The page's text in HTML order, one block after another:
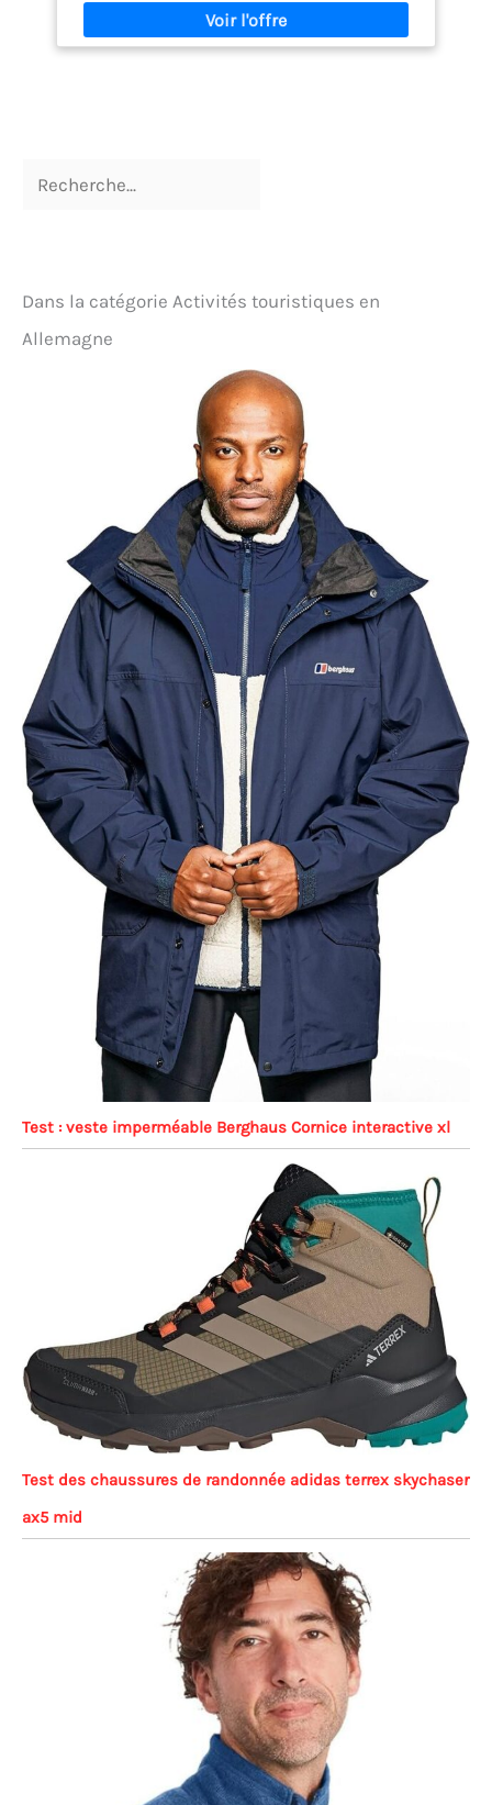
la tente Spacieux 129 pieds carrés pour le confort :
Cette tente de camping gonflable offre un espace
résistant aux intempéries : Fabriquée en tissu
piquets coupe-vent et des cordes réfléchissantes
assurent la sécurité pendant la nuit Tente prête à
réchauffer : Conçue avec une prise de poêle (3,93
pouces/φ10 cm), cette tente de camping de luxe est
adaptée pour refroidir votre tente en hiver. La tente
comprend 2 portes et 4 fenêtres pour une
excellente ventilation, ainsi que des fenêtres en
filet pour bloquer la poussière et assurer un séjour
confortable Compact et facile à transporter : La
tente gonflable est compacte et portable. Avec le
sac de rangement inclus, il est facile à plier et à
transporter. Les fermetures à glissière durables
offrent un accès facile et des performances
durables
Dans la catégorie Activités touristiques en
Allemagne
Test : veste imperméable Berghaus Cornice interactive xl
Test des chaussures de randonnée adidas terrex skychaser
ax5 mid